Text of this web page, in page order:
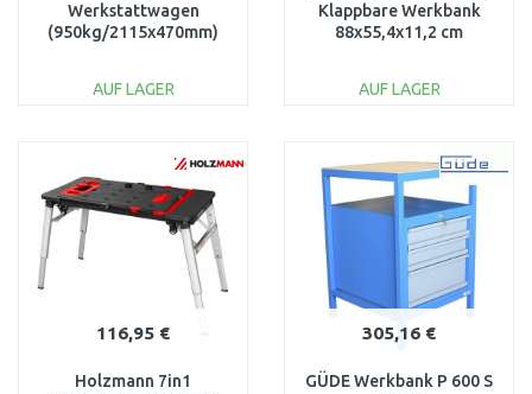
Werkstattwagen
(950kg/2115x470mm)
AUF LAGER
Vergleichen
Klappbare Werkbank
88x55,4x11,2 cm
AUF LAGER
Vergleichen
116,95 €
Holzmann 7in1
305,16 €
GÜDE Werkbank P 600 S